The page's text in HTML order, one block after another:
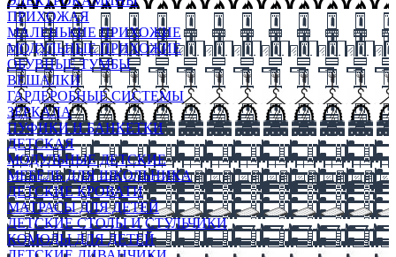
ПРИХОЖАЯ
МАЛЕНЬКИЕ ПРИХОЖИЕ
МОДУЛЬНЫЕ ПРИХОЖИЕ
ОБУВНЫЕ ТУМБЫ
ВЕШАЛКИ
ГАРДЕРОБНЫЕ СИСТЕМЫ
ЗЕРКАЛА
ПУФИКИ И БАНКЕТКИ
ДЕТСКАЯ
МОДУЛЬНЫЕ ДЕТСКИЕ
МЕБЕЛЬ ДЛЯ ШКОЛЬНИКА
ДЕТСКИЕ КРОВАТИ
МАТРАСЫ ДЛЯ ДЕТЕЙ
ДЕТСКИЕ СТОЛЫ И СТУЛЬЧИКИ
КОМОДЫ ДЛЯ ДЕТЕЙ